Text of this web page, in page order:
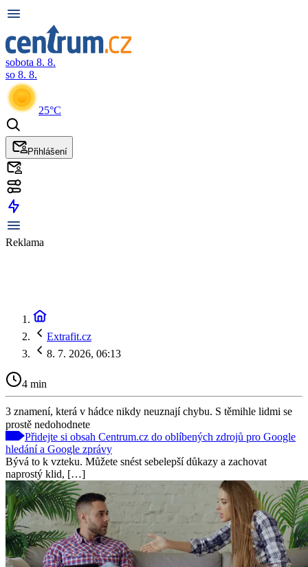
sobota 8. 8.
so 8. 8.
25°C
Přihlášení
Reklama
Extrafit.cz
8. 7. 2026, 06:13
4 min
3 znamení, která v hádce nikdy neuznají chybu. S těmihle lidmi se
prostě nedohodnete
Přidejte si obsah Centrum.cz do oblíbených zdrojů pro Google
hledání a Google zprávy
Bývá to k vzteku. Můžete snést sebelepší důkazy a zachovat
naprostý klid, […]